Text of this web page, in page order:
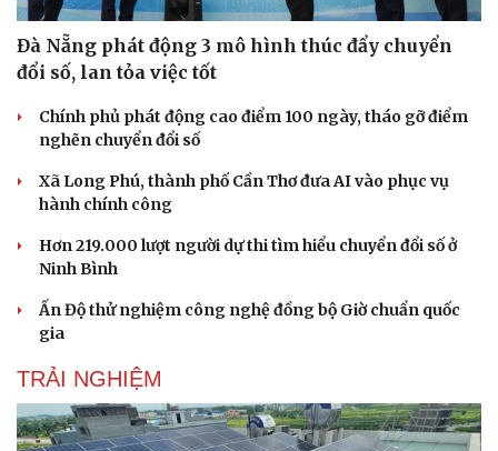
Đà Nẵng phát động 3 mô hình thúc đẩy chuyển
đổi số, lan tỏa việc tốt
Chính phủ phát động cao điểm 100 ngày, tháo gỡ điểm
nghẽn chuyển đổi số
Xã Long Phú, thành phố Cần Thơ đưa AI vào phục vụ
hành chính công
Hơn 219.000 lượt người dự thi tìm hiểu chuyển đổi số ở
Ninh Bình
Ấn Độ thử nghiệm công nghệ đồng bộ Giờ chuẩn quốc
gia
TRẢI NGHIỆM